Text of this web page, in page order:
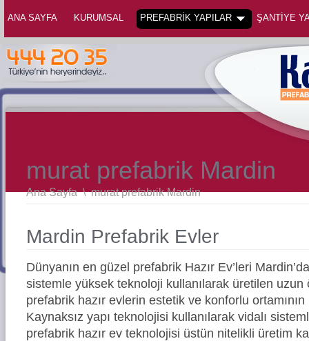
ANA SAYFA KURUMSAL PREFABRİK YAPILAR ŞANTİYE
murat prefabrik Mardin
Ana Sayfa \murat prefabrik Mardin
Mardin Prefabrik Evler
Dünyanın en güzel prefabrik Hazır Ev’leri
sistemle yüksek teknoloji kullanılarak üretilen
prefabrik hazır evlerin estetik ve konforlu ortamının
Kaynaksız yapı teknolojisi kullanılarak vidalı
prefabrik hazır ev teknolojisi üstün nitelikli üretim